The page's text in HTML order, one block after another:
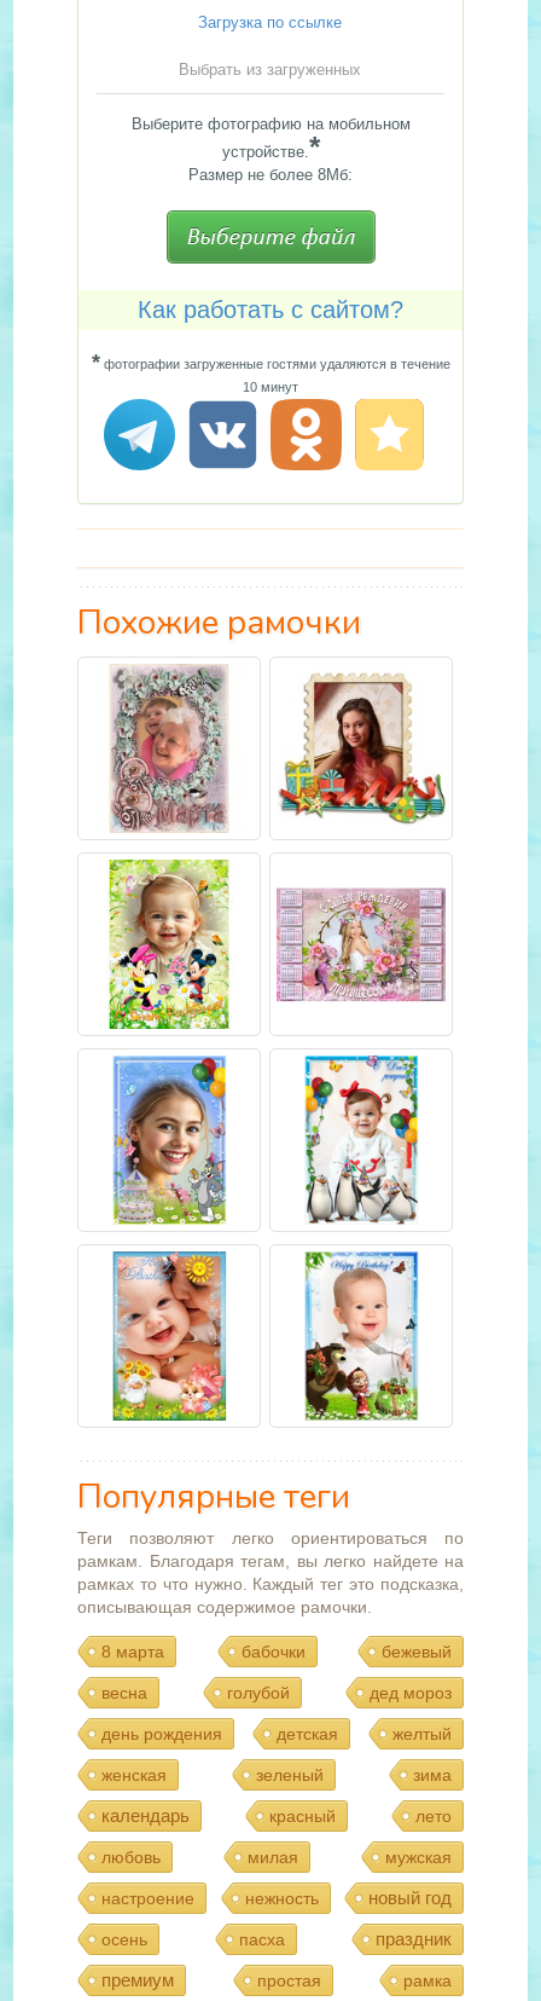
Загрузка по ссылке
Выбрать из загруженных
Выберите фотографию на мобильном
устройстве.*
Размер не более 8Мб:
Как работать с сайтом?
*фотографии загруженные гостями удаляются в течение
10 минут
Похожие рамочки
Популярные теги
Теги позволяют легко ориентироваться по
рамкам. Благодаря тегам, вы легко найдете на
рамках то что нужно. Каждый тег это подсказка,
описывающая содержимое рамочки.
8 марта бабочки бежевый
весна голубой дед мороз
день рождения детская желтый
женская зеленый зима
календарь красный лето
любовь милая мужская
настроение нежность новый год
осень пасха
праздник
премиум
простая рамка